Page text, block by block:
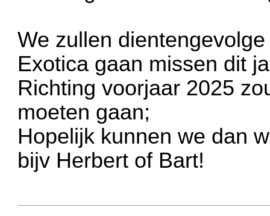
We zullen
Exotica gaan missen dit
Richting voorjaar 2025
moeten gaan;
Hopelijk kunnen we dan
bijv Herbert of Bart!